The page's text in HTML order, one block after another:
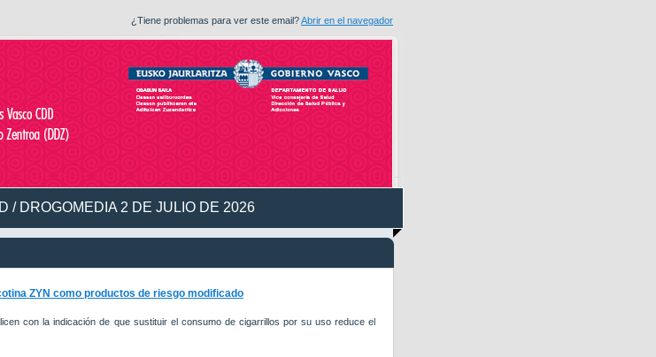
¿Tiene problemas para ver este email?Abrir en el navegador
/ DROGOMEDIA 2 DE JULIO DE 2026
ZYN como productos de riesgo modificado
con la indicación de que sustituir el consumo de cigarrillos por su uso reduce el